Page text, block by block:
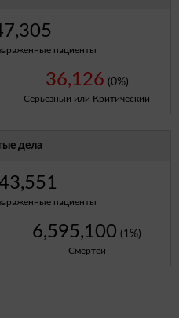
пациенты
36,126 (0%)
Серьезный или Критический
дела
пациенты
6,595,100 (1%)
Смертей